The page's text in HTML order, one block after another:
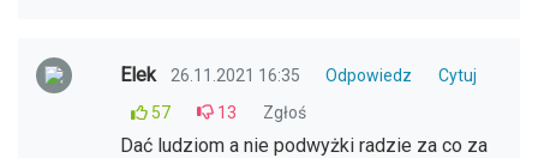
Elek 26.11.2021 16:35 Odpowiedz
Cytuj
57
13 Zgłoś
Dać ludziom a nie podwyżki radzie za co za